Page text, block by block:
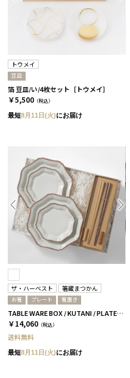
トウメイ
豆皿
箔 豆皿/い/4枚セット［トウメイ］
￥5,500 （税込）
最短8月11日(火)にお届け
ザ・ハーベスト 箸蔵まつかん
お箸 プレート 箸置き
TABLE WARE BOX / KUTANI / PLATE19 4枚セット
￥14,060 （税込）
送料無料
最短8月11日(火)にお届け